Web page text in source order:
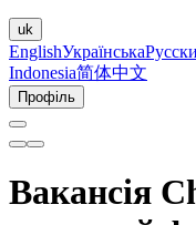
uk
EnglishУкраїнська
Indonesia简体中文
Профіль
Вакансія